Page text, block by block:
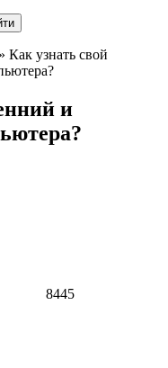
» Как узнать свой
и
8445